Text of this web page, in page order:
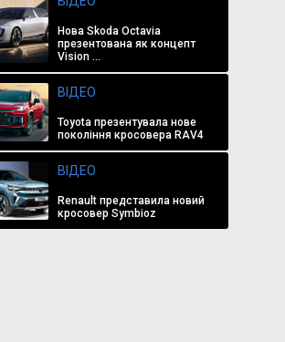
Нова Skoda Octavia
презентована як концепт
Vision ...
ВІДЕО
Toyota презентувала нове
покоління кросовера RAV4
ВІДЕО
Renault представила новий
кросовер Symbioz